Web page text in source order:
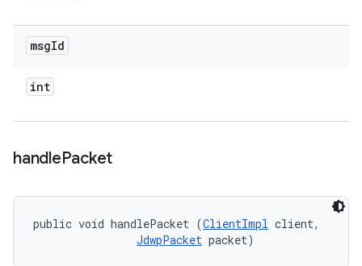
msgId
int
handlePacket
public void handlePacket (ClientImpl client,
JdwpPacket packet)